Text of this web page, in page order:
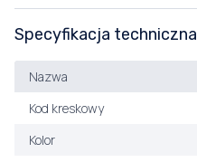
Specyfikacja techniczna
Nazwa
Kod kreskowy
Kolor